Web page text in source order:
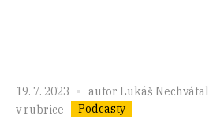
19. 7. 2023 autor Lukáš Nechvátal
v rubrice
Podcasty